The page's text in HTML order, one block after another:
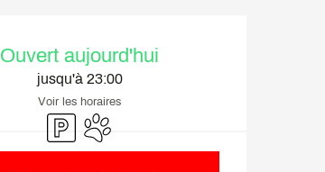
Ouvert aujourd'hui
jusqu'à 23:00
Voir les horaires
ParkingAnimaux acceptés